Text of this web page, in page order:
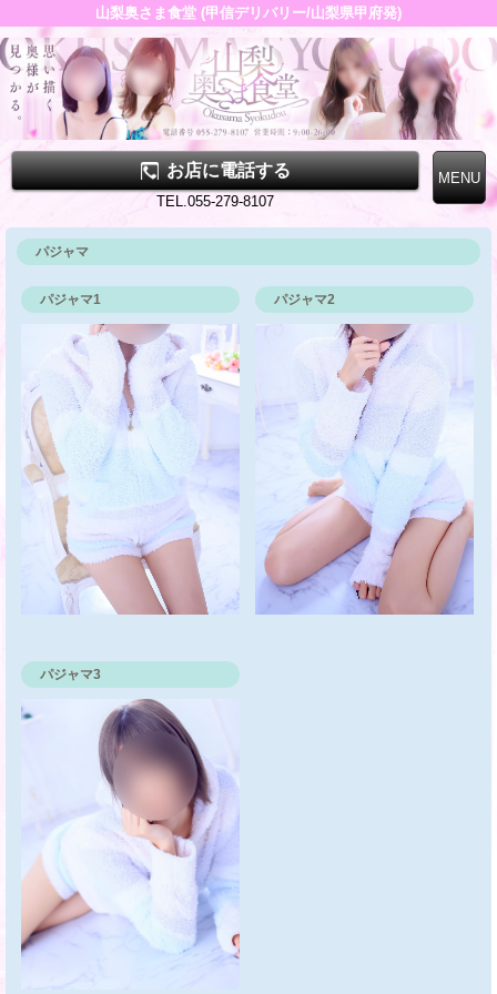
山梨奥さま食堂 (甲信デリバリー/山梨県甲府発)
お店に電話する
TEL.055-279-8107
パジャマ
パジャマ1 パジャマ2
パジャマ3